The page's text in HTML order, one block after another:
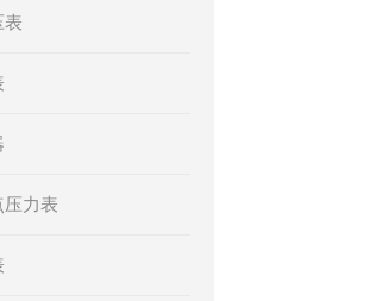
表
压力表